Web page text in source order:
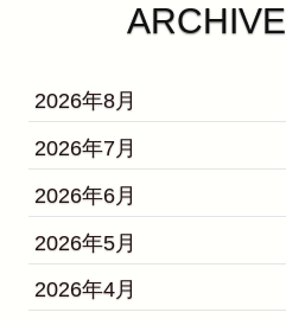
ARCHIVE
2026年8月
2026年7月
2026年6月
2026年5月
2026年4月